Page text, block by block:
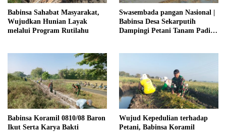
Babinsa Sahabat Masyarakat,
Wujudkan Hunian Layak
melalui Program Rutilahu
Swasembada pangan Nasional |
Babinsa Desa Sekarputih
Dampingi Petani Tanam Padi,
Babinsa Koramil 0810/08 Baron
Ikut Serta Karya Bakti
Wujud Kepedulian terhadap
Petani, Babinsa Koramil